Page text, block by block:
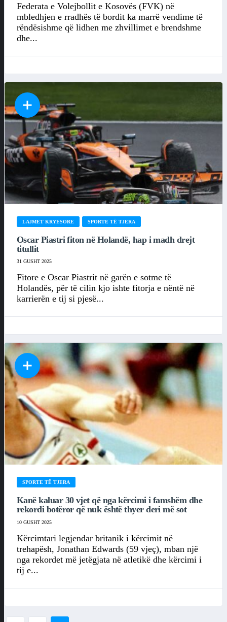
Federata e Volejbollit e Kosovës (FVK) në
mbledhjen e rradhës të bordit ka marrë vendime të
rëndësishme që lidhen me zhvillimet e brendshme
dhe...
LAJMET KRYESORE SPORTE TË TJERA
Oscar Piastri fiton në Holandë, hap i madh drejt
titullit
31 GUSHT 2025
Fitore e Oscar Piastrit në garën e sotme të
Holandës, për të cilin kjo ishte fitorja e nëntë në
karrierën e tij si pjesë...
SPORTE TË TJERA
Kanë kaluar 30 vjet që nga kërcimi i famshëm dhe
rekordi botëror që nuk është thyer deri më sot
10 GUSHT 2025
Kërcimtari legjendar britanik i kërcimit në
trehapësh, Jonathan Edwards (59 vjeç), mban një
nga rekordet më jetëgjata në atletikë dhe kërcimi i
tij e...